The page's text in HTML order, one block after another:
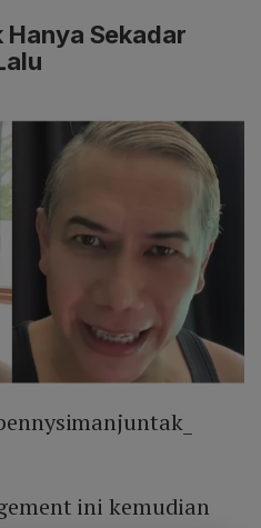
Sekadar
ini kemudian